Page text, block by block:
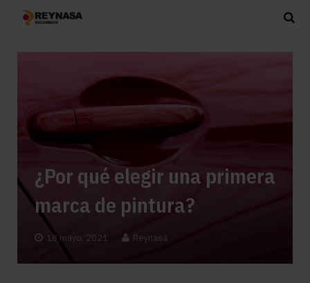
¿Por qué elegir una primera
marca de pintura?
18 mayo, 2021 Reynasa